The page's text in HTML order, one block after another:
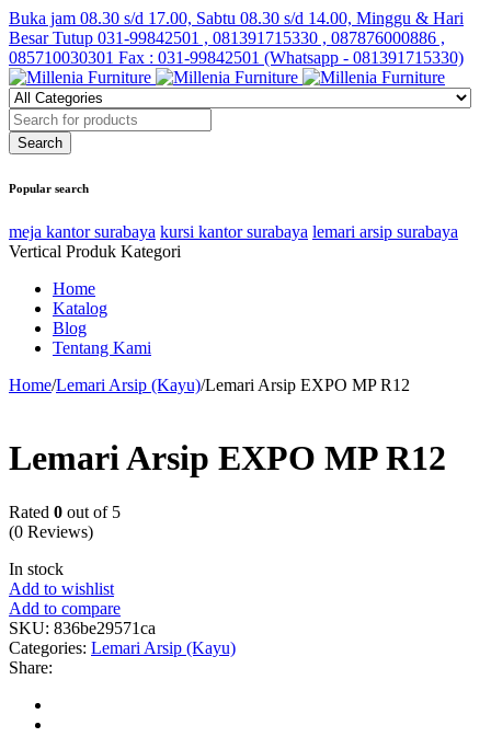
Buka jam 08.30 s/d 17.00, Sabtu 08.30 s/d 14.00, Minggu & Hari
Besar Tutup 031-99842501 , 081391715330 , 087876000886 ,
085710030301 Fax : 031-99842501 (Whatsapp - 081391715330)
Popular search
meja kantor surabaya kursi kantor surabaya lemari arsip surabaya
Vertical Produk Kategori
Home
Katalog
Blog
Tentang Kami
Home/Lemari Arsip (Kayu)/Lemari Arsip EXPO MP R12
Lemari Arsip EXPO MP R12
Rated 0 out of 5
(0 Reviews)
In stock
Add to wishlist
Add to compare
SKU: 836be29571ca
Categories: Lemari Arsip (Kayu)
Share: